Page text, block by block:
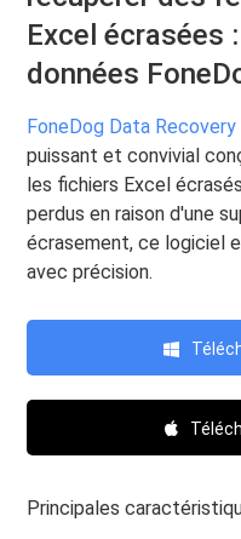
Excel écrasées
données
FoneDog Data Recovery
puissant et convivial
les fichiers Excel
perdus en raison d'une
écrasement, ce logiciel
avec précision.
Principales